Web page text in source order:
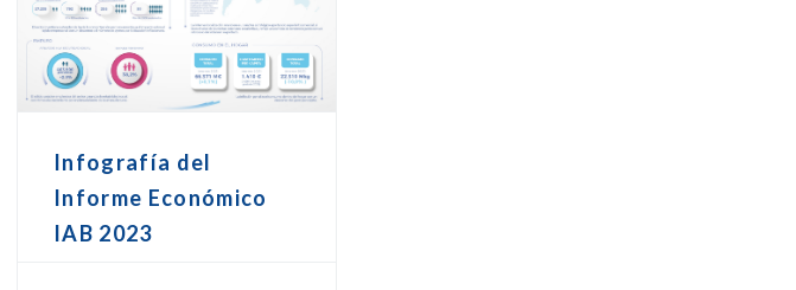
Infografía del
Informe Económico
IAB 2023